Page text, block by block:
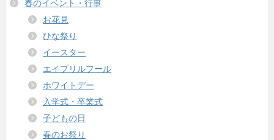
春のイベント・行事
お花見
ひな祭り
イースター
エイプリルフール
ホワイトデー
入学式・卒業式
子どもの日
春のお祭り